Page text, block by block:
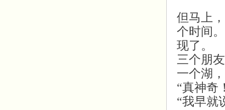
但马上
个时间
现了。
三个朋
一个湖
“真神奇
“我早就